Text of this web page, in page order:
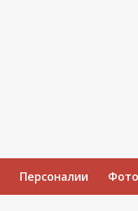
Персоналии Фото